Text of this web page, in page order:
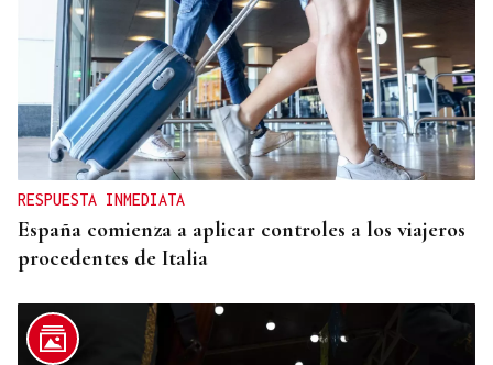
RESPUESTA INMEDIATA
España comienza a aplicar controles a los viajeros
procedentes de Italia